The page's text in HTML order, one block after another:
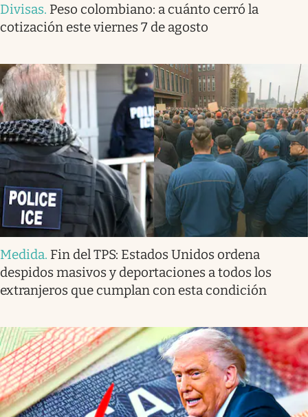
Divisas. Peso colombiano: a cuánto cerró la
cotización este viernes 7 de agosto
Medida. Fin del TPS: Estados Unidos ordena
despidos masivos y deportaciones a todos los
extranjeros que cumplan con esta condición